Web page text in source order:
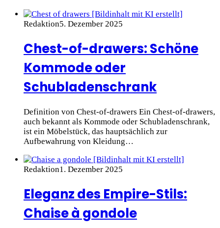
Redaktion5. Dezember 2025
Chest-of-drawers: Schöne
Kommode oder
Schubladenschrank
Definition von Chest-of-drawers Ein Chest-of-drawers,
auch bekannt als Kommode oder Schubladenschrank,
ist ein Möbelstück, das hauptsächlich zur
Aufbewahrung von Kleidung…
Redaktion1. Dezember 2025
Eleganz des Empire-Stils:
Chaise à gondole